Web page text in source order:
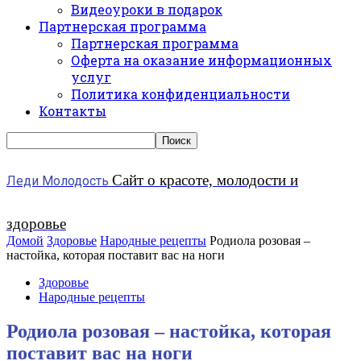
Видеоуроки в подарок
Партнерская программа
Партнерская программа
Оферта на оказание информационных
услуг
Политика конфиденциальности
Контакты
Леди Молодость Сайт о красоте, молодости и
здоровье
Домой Здоровье Народные рецепты Родиола розовая –
настойка, которая поставит вас на ноги
Здоровье
Народные рецепты
Родиола розовая – настойка, которая
поставит вас на ноги